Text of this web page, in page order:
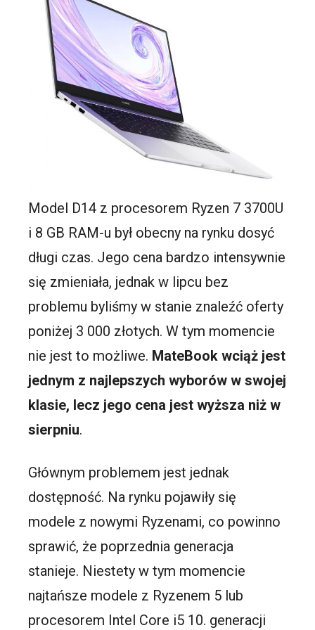
Model D14 z procesorem Ryzen 7 3700U
i 8 GB RAM-u był obecny na rynku dosyć
długi czas. Jego cena bardzo intensywnie
się zmieniała, jednak w lipcu bez
problemu byliśmy w stanie znaleźć oferty
poniżej 3 000 złotych. W tym momencie
nie jest to możliwe. MateBook wciąż jest
jednym z najlepszych wyborów w swojej
klasie, lecz jego cena jest wyższa niż w
sierpniu.
Głównym problemem jest jednak
dostępność. Na rynku pojawiły się
modele z nowymi Ryzenami, co powinno
sprawić, że poprzednia generacja
stanieje. Niestety w tym momencie
najtańsze modele z Ryzenem 5 lub
procesorem Intel Core i5 10. generacji